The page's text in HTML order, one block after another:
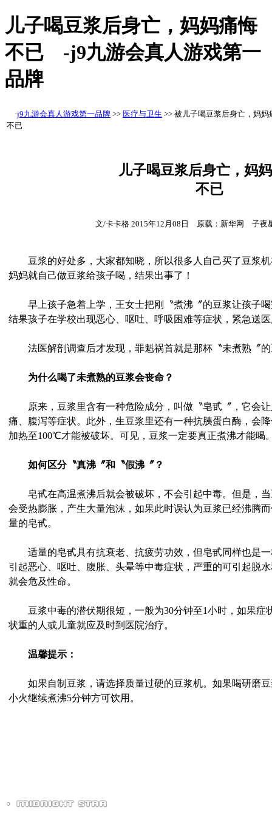
儿子喝豆浆后身亡，妈妈痛悔
不已 -j9九游会真人游戏第一
品牌
·j9九游会真人游戏第一品牌 >> 医疗与卫生 >> 被儿子喝豆浆后身亡，妈妈
不已
儿子喝豆浆后身亡，妈
不已
文/卡卡格 2015年12月08日 原载：新华网 子夜
豆浆的好处多，大家都知晓，所以很多人自己买了豆浆机
妈妈就自己做豆浆给孩子喝，结果出事了！
早上孩子急着上学，王女士把刚〝煮沸〞的豆浆让孩子喝
结果孩子在学校出现恶心、呕吐、呼吸困难等症状，紧急送
法医解剖调查后才发现，罪魁祸首就是那杯〝未煮熟〞的
为什么喝了未煮熟的豆浆会丧命？
原来，豆浆里含有一种危险成分，叫做〝皂甙〞，它会让
痛、腹泻等症状。此外，生豆浆里还有一种抗胰蛋白酶，会
加热至100℃才能被破坏。可见，豆浆一定要真正煮沸才能喝
如何区分〝真沸〞和〝假沸〞？
皂甙在高温煮沸后就会被破坏，不会引起中毒。但是，
会受热膨胀，产生大量泡沫，如果此时误认为豆浆已经沸腾
量的皂甙。
适量的皂甙具有抗衰老、抗疲劳功效，但皂甙同样也是一
引起恶心、呕吐、腹胀、头晕等中毒症状，严重的可引起脱
就会危及性命。
豆浆中毒的潜伏期很短，一般为30分钟至1小时，如果症
状重的人或儿童就应及时到医院治疗。
温馨提示：
如果自制豆浆，请选择质量过硬的豆浆机。如果喝研磨豆
小火继续煮沸5分钟方可饮用。